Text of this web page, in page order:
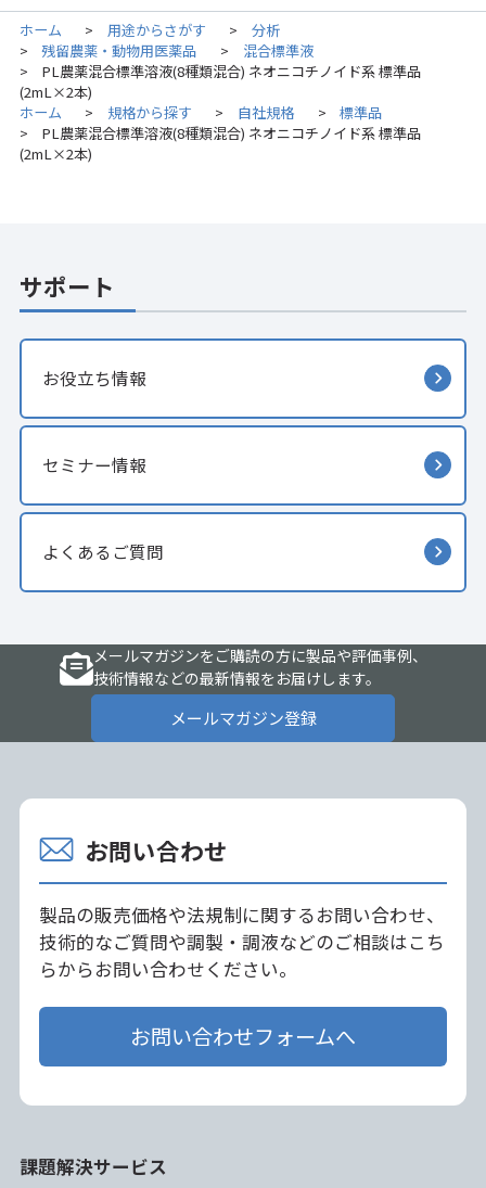
ホーム > 用途からさがす > 分析
> 残留農薬・動物用医薬品 > 混合標準液
>
PL農薬混合標準溶液(8種類混合) ネオニコチノイド系 標準品
(2mL×2本)
ホーム
> 規格から探す > 自社規格 > 標準品
>
PL農薬混合標準溶液(8種類混合) ネオニコチノイド系 標準品
(2mL×2本)
サポート
お役立ち情報
セミナー情報
よくあるご質問
メールマガジンをご購読の方に製品や評価事例、
技術情報などの最新情報をお届けします。
メールマガジン登録
お問い合わせ
製品の販売価格や法規制に関するお問い合わせ、
技術的なご質問や調製・調液などのご相談はこち
らからお問い合わせください。
お問い合わせフォームへ
課題解決サービス